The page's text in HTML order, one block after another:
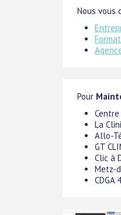
Nous vous
Pour
La
Allo-
GT
Clic à
Metz-
CDGA